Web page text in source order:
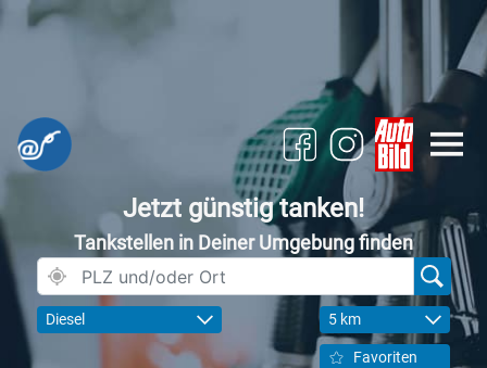
Jetzt günstig tanken!
Tankstellen in Deiner Umgebung finden
Diesel 5 km
Favoriten